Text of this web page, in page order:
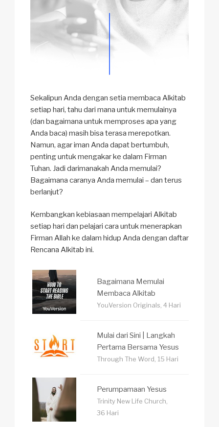
Sekalipun Anda dengan setia membaca Alkitab
setiap hari, tahu dari mana untuk memulainya
(dan bagaimana untuk memproses apa yang
Anda baca) masih bisa terasa merepotkan.
Namun, agar iman Anda dapat bertumbuh,
penting untuk mengakar ke dalam Firman
Tuhan. Jadi darimanakah Anda memulai?
Bagaimana caranya Anda memulai – dan terus
berlanjut?
Kembangkan kebiasaan mempelajari Alkitab
setiap hari dan pelajari cara untuk menerapkan
Firman Allah ke dalam hidup Anda dengan daftar
Rencana Alkitab ini.
Bagaimana Memulai
Membaca Alkitab
YouVersion Originals, 4 Hari
Mulai dari Sini | Langkah
Pertama Bersama Yesus
Through The Word, 15 Hari
Perumpamaan Yesus
Trinity New Life Church,
36 Hari